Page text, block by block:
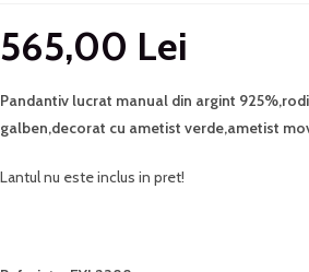
565,00 Lei
Pandantiv lucrat manual din argint
galben,decorat cu ametist verde,ametist
Lantul nu este inclus in pret!